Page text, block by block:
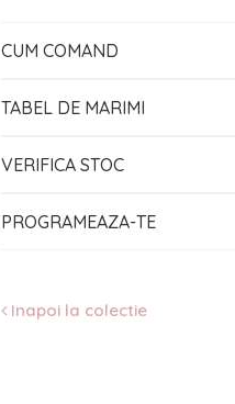
CUM COMAND
TABEL DE MARIMI
VERIFICA STOC
PROGRAMEAZA-TE
Inapoi la colectie